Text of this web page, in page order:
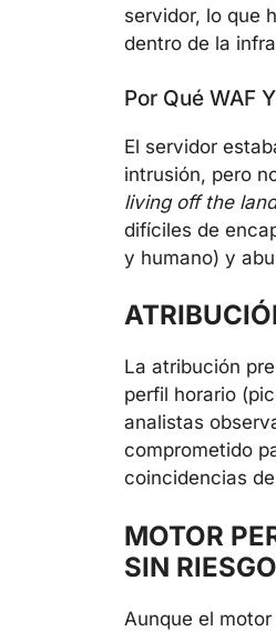
servidor, lo que
dentro de la
Por Qué WAF
El servidor
intrusión, pero
living off the land
difíciles de
y humano) y
La atribución
perfil horario
analistas
comprometido
coincidencias
MOTOR
SIN RIESGO
Aunque el